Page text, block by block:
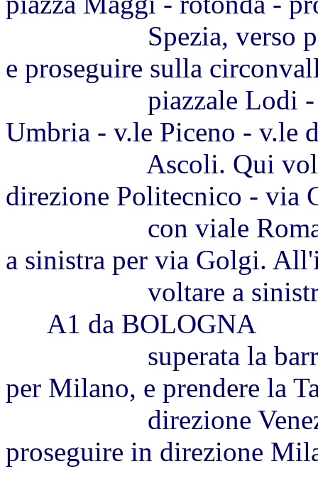
Spezia, verso
e proseguire sulla
piazzale Lodi -
Umbria - v.le Piceno - v.le
Ascoli. Qui voltare
direzione Politecnico - via
con viale Romagna
a sinistra per via Golgi.
voltare a sinistra
A1 da BOLOGNA
superata la barriera
per Milano, e prendere la
direzione Venezia.
proseguire in direzione